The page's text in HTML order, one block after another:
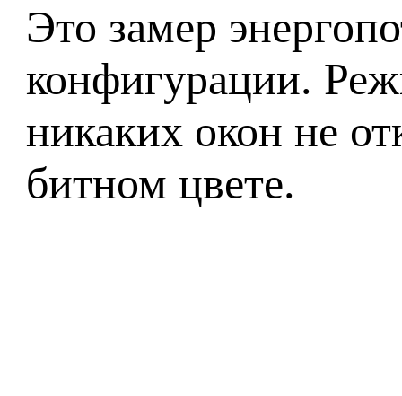
Это замер
конфигурации.
никаких окон не
битном цвете.